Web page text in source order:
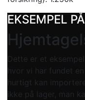
EKSEMPEL
Dette er et
hvor vi har fundet
hurtigt kan
ikke på lager, man